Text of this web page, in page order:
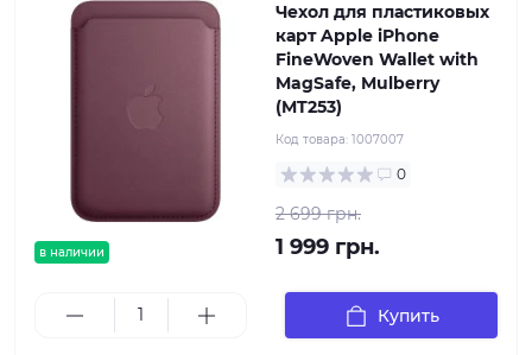
в наличии
Чехол для пластиковых
карт Apple iPhone
FineWoven Wallet with
MagSafe, Mulberry
(MT253)
Код товара: 1007007
0
2 699 грн.
1 999 грн.
Купить